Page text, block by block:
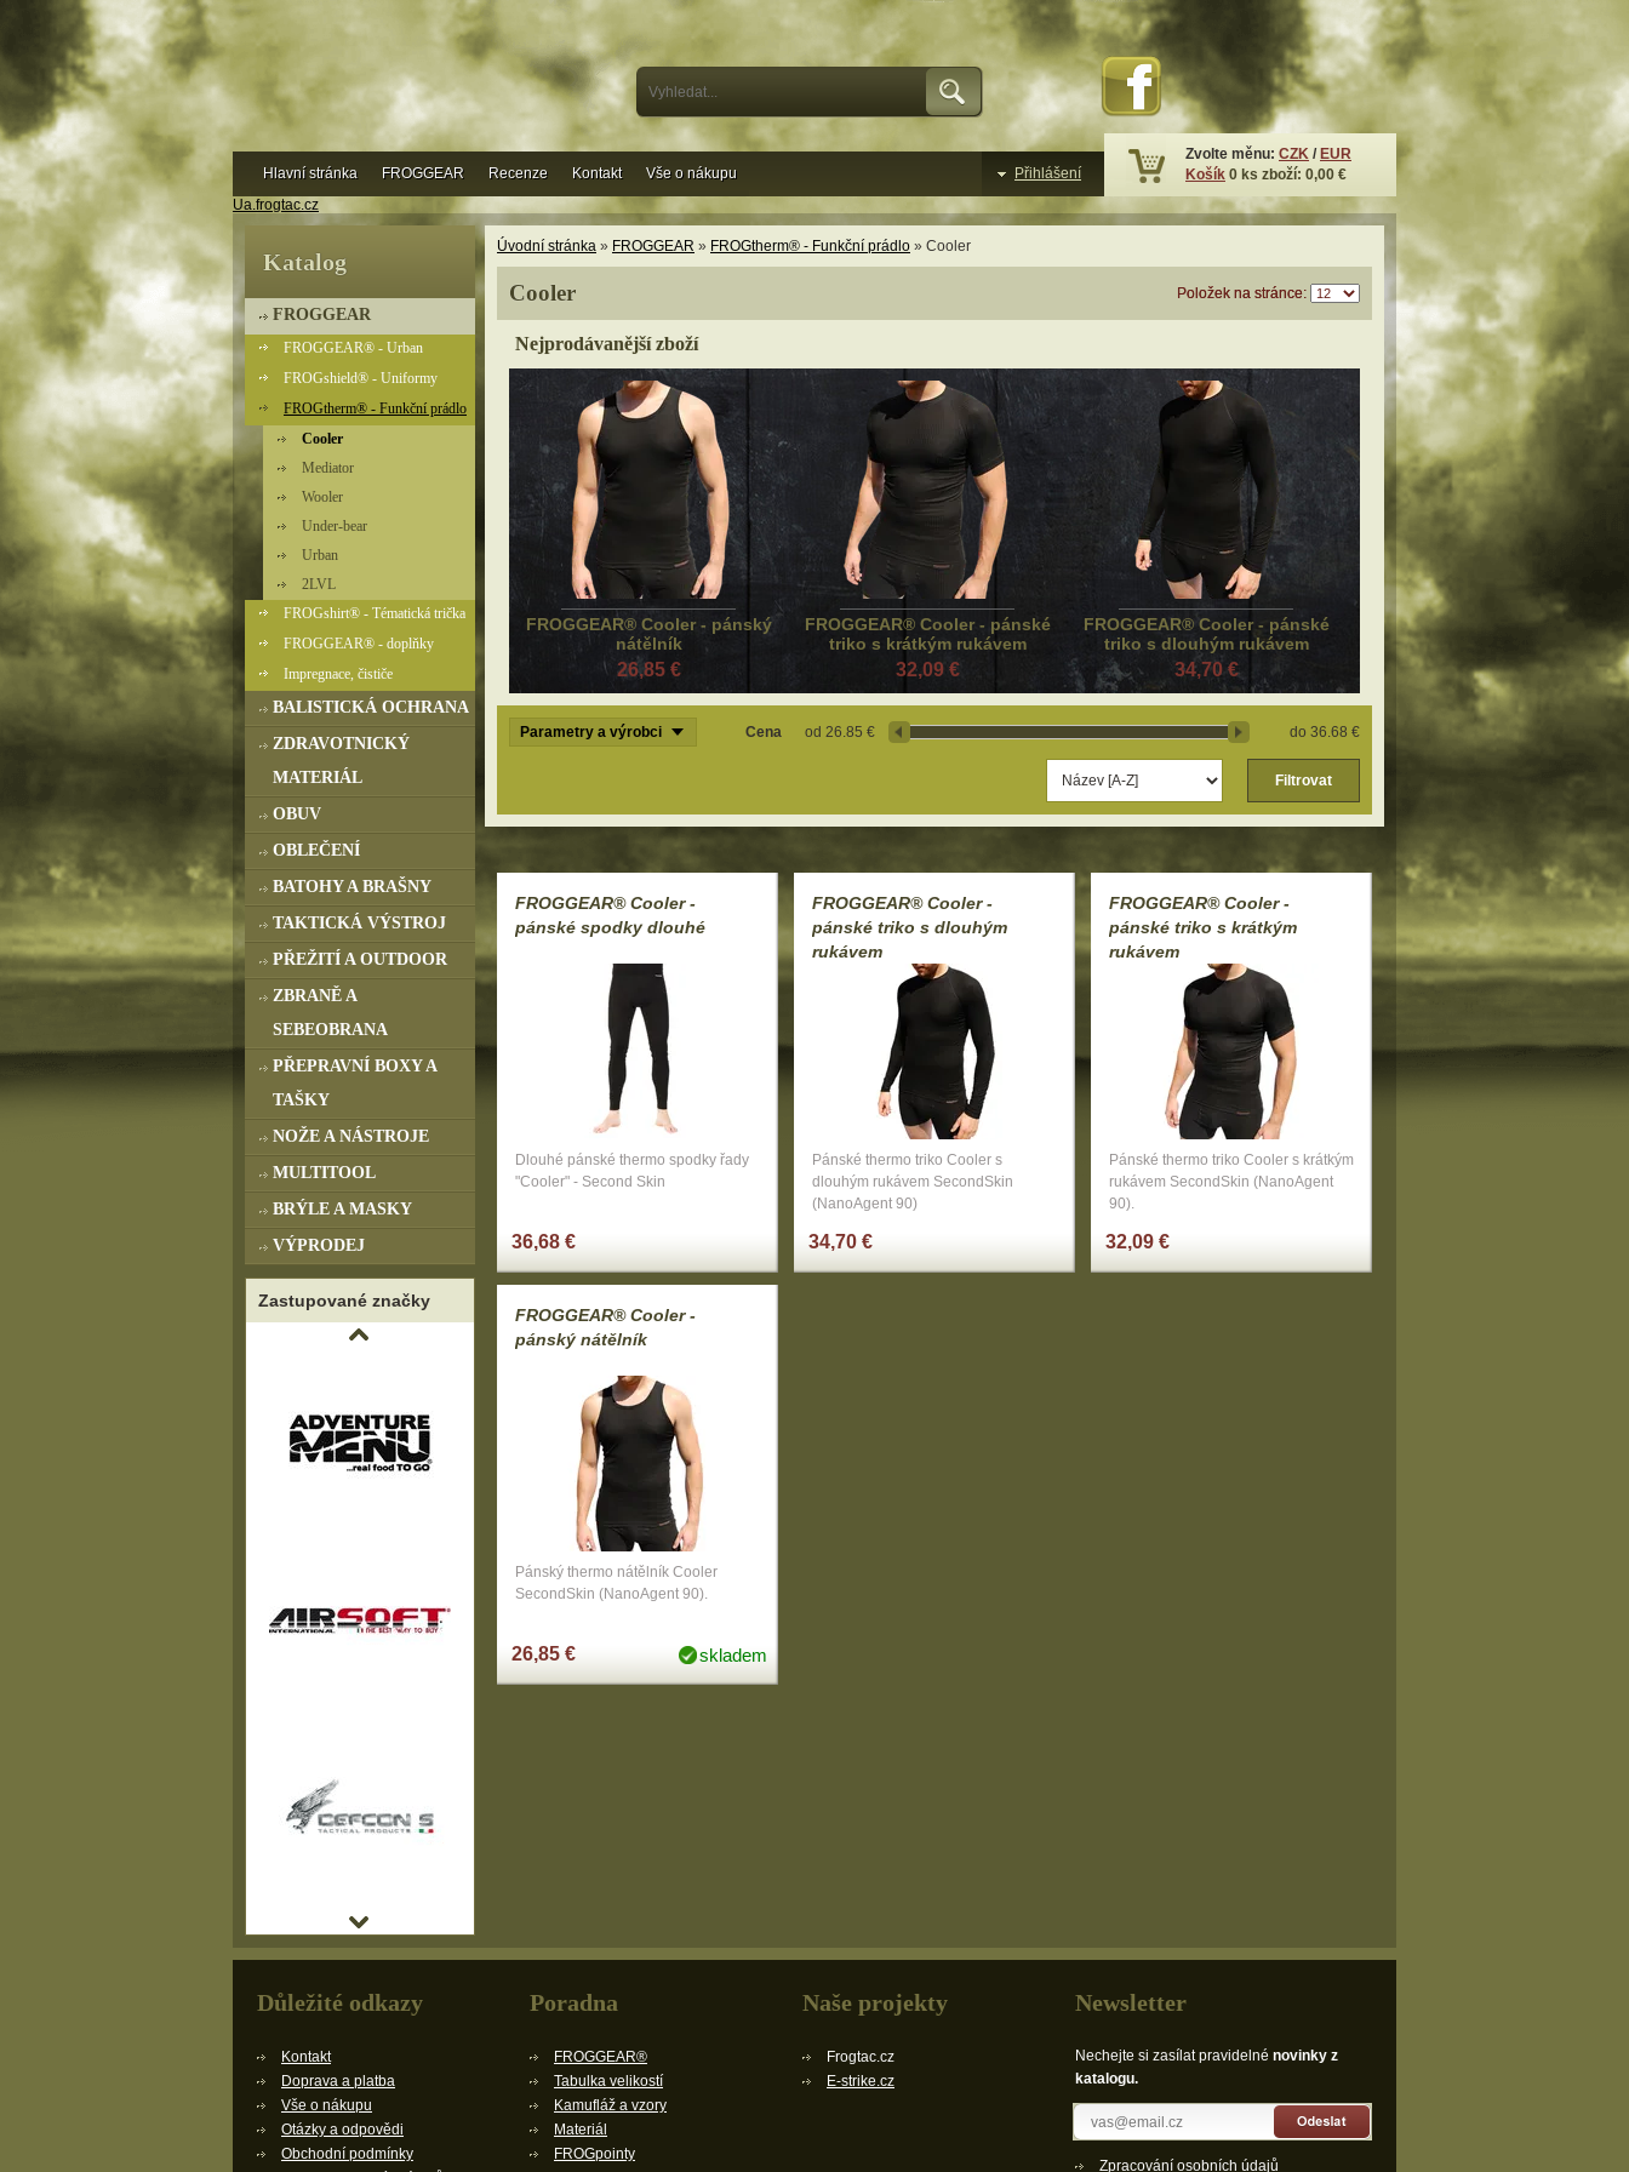
Ua.frogtac.cz
Úvodní stránka » FROGGEAR » FROGtherm® - Funkční prádlo » Cooler
Cooler Položek na stránce:
Nejprodávanější zboží
FROGGEAR® Cooler - pánský
nátělník
26,85 €
FROGGEAR® Cooler - pánské
triko s krátkým rukávem
32,09 €
FROGGEAR® Cooler - pánské
triko s dlouhým rukávem
34,70 €
Parametry a výrobci Cena 26.85 € 36.68 €
Filtrovat
FROGGEAR® Cooler -
pánské spodky dlouhé
Dlouhé pánské thermo spodky řady
"Cooler" - Second Skin
36,68 €
FROGGEAR® Cooler -
pánské triko s dlouhým
rukávem
Pánské thermo triko Cooler s
dlouhým rukávem SecondSkin
(NanoAgent 90)
34,70 €
FROGGEAR® Cooler -
pánské triko s krátkým
rukávem
Pánské thermo triko Cooler s krátkým
rukávem SecondSkin (NanoAgent
90).
32,09 €
FROGGEAR® Cooler -
pánský nátělník
Pánský thermo nátělník Cooler
SecondSkin (NanoAgent 90).
26,85 € skladem
Katalog
FROGGEAR
FROGGEAR® - Urban
FROGshield® - Uniformy
FROGtherm® - Funkční prádlo
Cooler
Mediator
Wooler
Under-bear
Urban
2LVL
FROGshirt® - Tématická trička
FROGGEAR® - doplňky
Impregnace, čističe
BALISTICKÁ OCHRANA
ZDRAVOTNICKÝ
MATERIÁL
OBUV
OBLEČENÍ
BATOHY A BRAŠNY
TAKTICKÁ VÝSTROJ
PŘEŽITÍ A OUTDOOR
ZBRANĚ A
SEBEOBRANA
PŘEPRAVNÍ BOXY A
TAŠKY
NOŽE A NÁSTROJE
MULTITOOL
BRÝLE A MASKY
VÝPRODEJ
Zastupované značky
Hlavní stránka FROGGEAR Recenze Kontakt Vše o nákupu Přihlášení
Zvolte měnu: CZK / EUR
Košík 0 ks zboží: 0,00 €
Důležité odkazy
Kontakt
Doprava a platba
Vše o nákupu
Otázky a odpovědi
Obchodní podmínky
Poradna
FROGGEAR®
Tabulka velikostí
Kamufláž a vzory
Materiál
FROGpointy
Naše projekty
Frogtac.cz
E-strike.cz
Newsletter
Nechejte si zasílat pravidelné novinky z
katalogu.
Zpracování osobních údajů